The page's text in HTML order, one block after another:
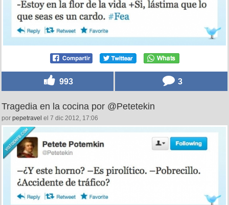
993 3
Tragedia en la cocina por @Petetekin
por pepetravel el 7 dic 2012, 17:06